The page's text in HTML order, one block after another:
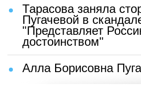
Тарасова заняла
Пугачевой в
"Представляет
достоинством"
Алла Борисовна